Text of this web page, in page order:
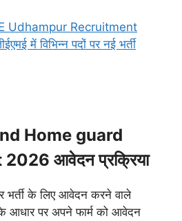
Udhampur Recruitment
में विभिन्न पदों पर नई भर्ती
Home guard
आवेदन प्रक्रिया
भर्ती के लिए आवेदन करने वाले
आधार पर अपने फार्म को आवेदन